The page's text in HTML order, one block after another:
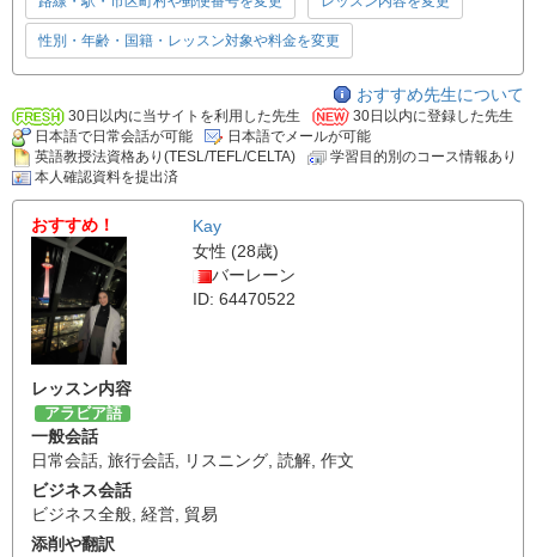
性別・年齢・国籍・レッスン対象や料金を変更
おすすめ先生について
30日以内に当サイトを利用した先生
30日以内に登録した先生
日本語で日常会話が可能
日本語でメールが可能
英語教授法資格あり(TESL/TEFL/CELTA)
学習目的別のコース情報あり
本人確認資料を提出済
おすすめ！
Kay
女性 (28歳)
バーレーン
ID: 64470522
レッスン内容
アラビア語
一般会話
日常会話 旅行会話 リスニング 読解 作文
ビジネス会話
ビジネス全般 経営 貿易
添削や翻訳